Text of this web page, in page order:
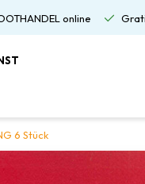
online
6 Stück